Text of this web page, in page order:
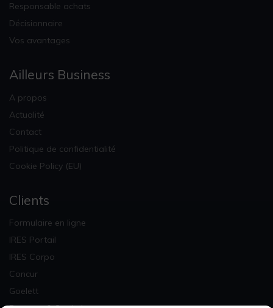
Responsable achats
Décisionnaire
Vos avantages
Ailleurs Business
A propos
Actualité
Contact
Politique de confidentialité
Cookie Policy (EU)
Clients
Formulaire en ligne
IRES Portail
IRES Corpo
Concur
Goelett